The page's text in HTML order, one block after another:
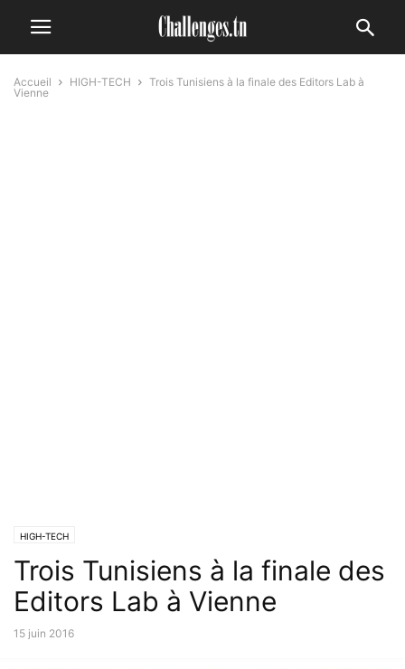
Accueil HIGH-TECH
Trois Tunisiens à la finale des Editors Lab à
Vienne
HIGH-TECH
Trois Tunisiens à la finale des
Editors Lab à Vienne
15 juin 2016